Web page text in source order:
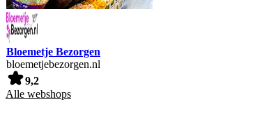
Bloemetje Bezorgen
bloemetjebezorgen.nl
9,2
Alle webshops